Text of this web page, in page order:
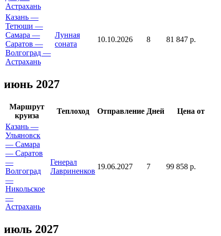
Астрахань
Казань —
Тетюши —
Самара —
Саратов —
Волгоград —
Астрахань
Лунная
соната
10.10.2026 8 81 847 р.
июнь 2027
Маршрут
круиза
Теплоход Отправление Дней
Цена от
Казань —
Ульяновск
— Самара
— Саратов
—
Волгоград
—
Никольское
—
Астрахань
Генерал
Лавриненков
19.06.2027 7 99 858 р.
июль 2027